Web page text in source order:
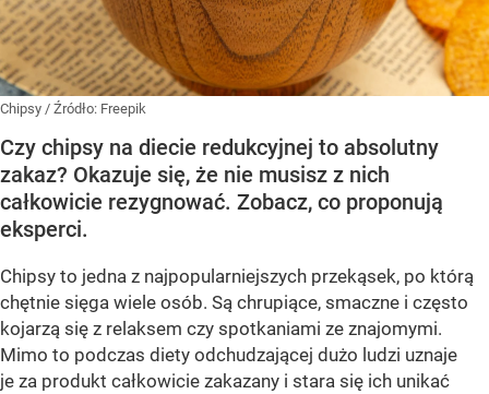
Chipsy / Źródło: Freepik
Czy chipsy na diecie redukcyjnej to absolutny
zakaz? Okazuje się, że nie musisz z nich
całkowicie rezygnować. Zobacz, co proponują
eksperci.
Chipsy to jedna z najpopularniejszych przekąsek, po którą
chętnie sięga wiele osób. Są chrupiące, smaczne i często
kojarzą się z relaksem czy spotkaniami ze znajomymi.
Mimo to podczas diety odchudzającej dużo ludzi uznaje
je za produkt całkowicie zakazany i stara się ich unikać